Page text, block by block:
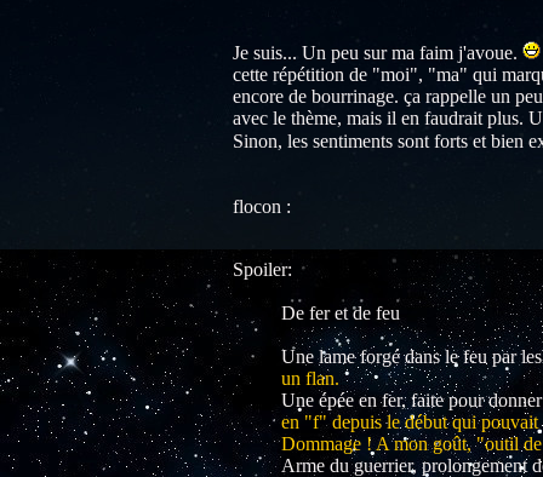
Je suis... Un peu sur ma faim j'avoue.
cette répétition de "moi", "ma" qui
encore de bourrinage. ça rappelle un
avec le thème, mais il en faudrait plus.
Sinon, les sentiments sont forts et bien
flocon :
Spoiler:
De fer et de feu
Une lame forgé dans le feu par
un flan.
Une épée en fer, faite pour
en "f" depuis le début qui pouvait
Dommage ! A mon goût, "outil
Arme du guerrier, prolongement